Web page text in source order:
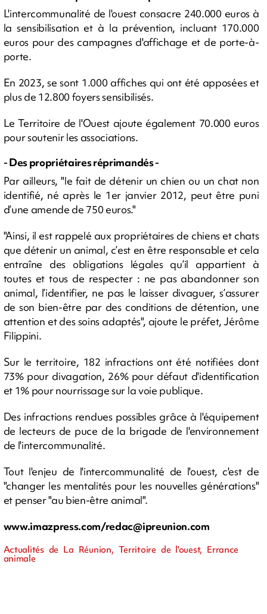
L'intercommunalité de l'ouest consacre 240.000 euros à
la sensibilisation et à la prévention, incluant 170.000
euros pour des campagnes d'affichage et de porte-à-
porte.
En 2023, se sont 1.000 affiches qui ont été apposées et
plus de 12.800 foyers sensibilisés.
Le Territoire de l'Ouest ajoute également 70.000 euros
pour soutenir les associations.
- Des propriétaires réprimandés -
Par ailleurs, "le fait de détenir un chien ou un chat non
identifié, né après le 1er janvier 2012, peut être puni
d’une amende de 750 euros."
"Ainsi, il est rappelé aux propriétaires de chiens et chats
que détenir un animal, c’est en être responsable et cela
entraîne des obligations légales qu’il appartient à
toutes et tous de respecter : ne pas abandonner son
animal, l’identifier, ne pas le laisser divaguer, s’assurer
de son bien-être par des conditions de détention, une
attention et des soins adaptés", ajoute le préfet, Jérôme
Filippini.
Sur le territoire, 182 infractions ont été notifiées dont
73% pour divagation, 26% pour défaut d'identification
et 1% pour nourrissage sur la voie publique.
Des infractions rendues possibles grâce à l'équipement
de lecteurs de puce de la brigade de l'environnement
de l'intercommunalité.
Tout l'enjeu de l'intercommunalité de l'ouest, c'est de
"changer les mentalités pour les nouvelles générations"
et penser "au bien-être animal".
www.imazpress.com/redac@ipreunion.com
Actualités de La Réunion, Territoire de l'ouest, Errance
animale